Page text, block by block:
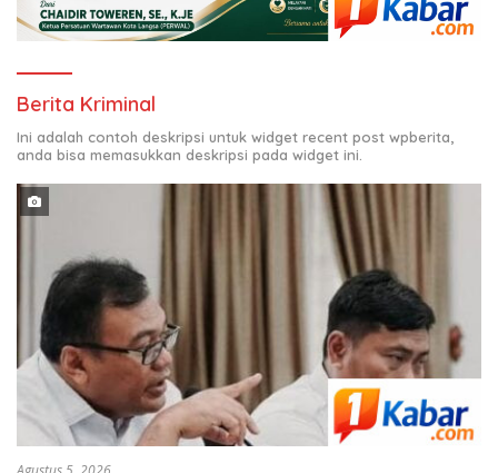
Berita Kriminal
Ini adalah contoh deskripsi untuk widget recent post wpberita,
anda bisa memasukkan deskripsi pada widget ini.